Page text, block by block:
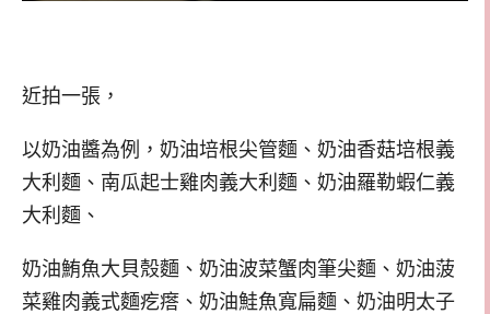
近拍一張，
以奶油醬為例，奶油培根尖管麵、奶油香菇培根義
大利麵、南瓜起士雞肉義大利麵、奶油羅勒蝦仁義
大利麵、
奶油鮪魚大貝殼麵、奶油波菜蟹肉筆尖麵、奶油菠
菜雞肉義式麵疙瘩、奶油鮭魚寬扁麵、奶油明太子